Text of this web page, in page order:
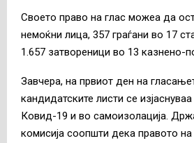
Своето право на глас можеа да
немоќни лица, 357 граѓани во 17
1.657 затвореници во 13 казнено-
Завчера, на првиот ден на
кандидатските листи се
Ковид-19 и во самоизолација.
комисија соопшти дека правото на